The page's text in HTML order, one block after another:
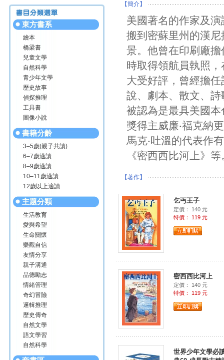
東方書系
繪本
橋梁書
兒童文學
自然科學
青少年文學
歷史故事
偵探推理
工具書
圖像小說
書籍分齡
3–5歲(親子共讀)
6–7歲適讀
8–9歲適讀
10–11歲適讀
12歲以上適讀
主題分類
生活教育
愛與希望
生命關懷
樂觀自信
友情分享
親子溝通
品德勵志
情緒管理
奇幻冒險
邏輯推理
歷史傳奇
自然文學
語文學習
自然科學
【簡介】
美國著名的作家及
搬到密蘇里州的漢
景。他曾在印刷廠
時取得領航員執照
大受好評，曾經擔
說、劇本、散文、
被認為是最具美國
獎得主威廉‧福克納
馬克‧吐溫的代表作
《密西西比河上》等
【著作】
乞丐王子
定價： 140 元
特價： 119 元
密西西比河上
定價： 140 元
特價： 119 元
世界少年文學必